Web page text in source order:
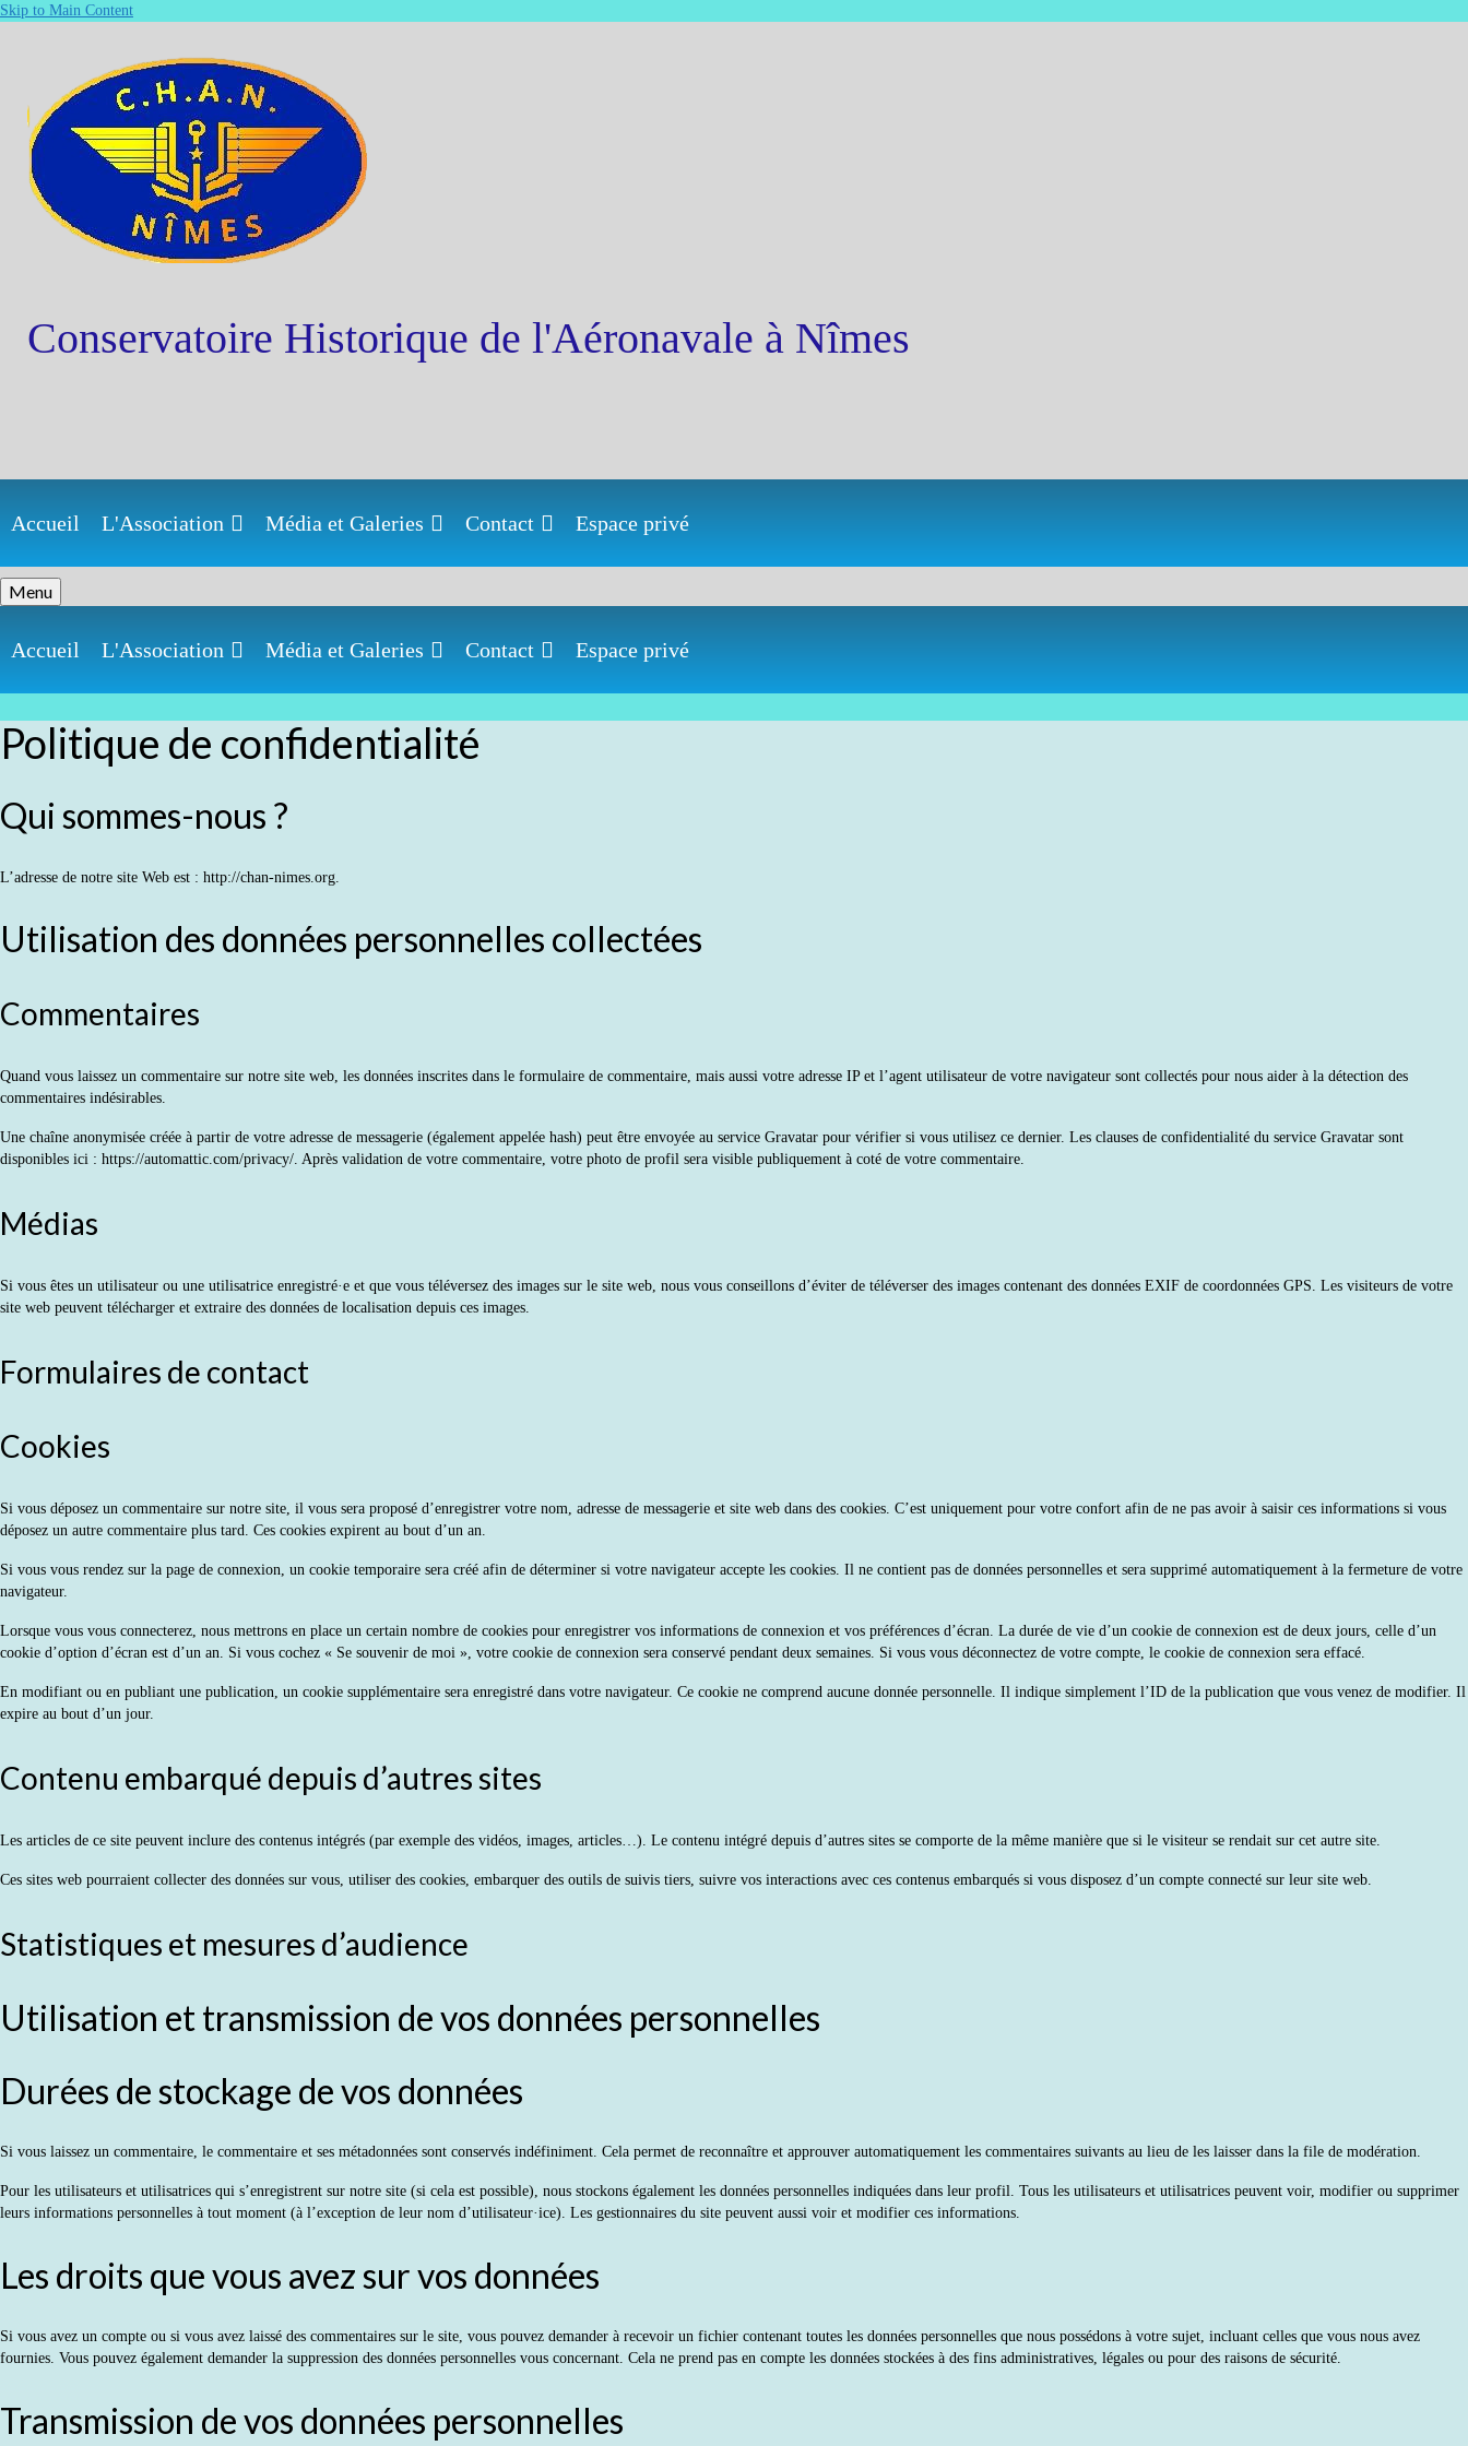
Skip to Main Content
Conservatoire Historique de l'Aéronavale à Nîmes
Accueil L'Association Média et Galeries Contact Espace privé
Menu
Accueil L'Association Média et Galeries Contact Espace privé
Politique de confidentialité
Qui sommes-nous ?
L’adresse de notre site Web est : http://chan-nimes.org.
Utilisation des données personnelles collectées
Commentaires
Quand vous laissez un commentaire sur notre site web, les données inscrites dans le formulaire de commentaire, mais aussi votre adresse IP et l’agent utilisateur de votre navigateur sont collectés pour nous aider à la détection des
commentaires indésirables.
Une chaîne anonymisée créée à partir de votre adresse de messagerie (également appelée hash) peut être envoyée au service Gravatar pour vérifier si vous utilisez ce dernier. Les clauses de confidentialité du service Gravatar sont
disponibles ici : https://automattic.com/privacy/. Après validation de votre commentaire, votre photo de profil sera visible publiquement à coté de votre commentaire.
Médias
Si vous êtes un utilisateur ou une utilisatrice enregistré·e et que vous téléversez des images sur le site web, nous vous conseillons d’éviter de téléverser des images contenant des données EXIF de coordonnées GPS. Les visiteurs de votre
site web peuvent télécharger et extraire des données de localisation depuis ces images.
Formulaires de contact
Cookies
Si vous déposez un commentaire sur notre site, il vous sera proposé d’enregistrer votre nom, adresse de messagerie et site web dans des cookies. C’est uniquement pour votre confort afin de ne pas avoir à saisir ces informations si vous
déposez un autre commentaire plus tard. Ces cookies expirent au bout d’un an.
Si vous vous rendez sur la page de connexion, un cookie temporaire sera créé afin de déterminer si votre navigateur accepte les cookies. Il ne contient pas de données personnelles et sera supprimé automatiquement à la fermeture de votre
navigateur.
Lorsque vous vous connecterez, nous mettrons en place un certain nombre de cookies pour enregistrer vos informations de connexion et vos préférences d’écran. La durée de vie d’un cookie de connexion est de deux jours, celle d’un
cookie d’option d’écran est d’un an. Si vous cochez « Se souvenir de moi », votre cookie de connexion sera conservé pendant deux semaines. Si vous vous déconnectez de votre compte, le cookie de connexion sera effacé.
En modifiant ou en publiant une publication, un cookie supplémentaire sera enregistré dans votre navigateur. Ce cookie ne comprend aucune donnée personnelle. Il indique simplement l’ID de la publication que vous venez de modifier. Il
expire au bout d’un jour.
Contenu embarqué depuis d’autres sites
Les articles de ce site peuvent inclure des contenus intégrés (par exemple des vidéos, images, articles…). Le contenu intégré depuis d’autres sites se comporte de la même manière que si le visiteur se rendait sur cet autre site.
Ces sites web pourraient collecter des données sur vous, utiliser des cookies, embarquer des outils de suivis tiers, suivre vos interactions avec ces contenus embarqués si vous disposez d’un compte connecté sur leur site web.
Statistiques et mesures d’audience
Utilisation et transmission de vos données personnelles
Durées de stockage de vos données
Si vous laissez un commentaire, le commentaire et ses métadonnées sont conservés indéfiniment. Cela permet de reconnaître et approuver automatiquement les commentaires suivants au lieu de les laisser dans la file de modération.
Pour les utilisateurs et utilisatrices qui s’enregistrent sur notre site (si cela est possible), nous stockons également les données personnelles indiquées dans leur profil. Tous les utilisateurs et utilisatrices peuvent voir, modifier ou supprimer
leurs informations personnelles à tout moment (à l’exception de leur nom d’utilisateur·ice). Les gestionnaires du site peuvent aussi voir et modifier ces informations.
Les droits que vous avez sur vos données
Si vous avez un compte ou si vous avez laissé des commentaires sur le site, vous pouvez demander à recevoir un fichier contenant toutes les données personnelles que nous possédons à votre sujet, incluant celles que vous nous avez
fournies. Vous pouvez également demander la suppression des données personnelles vous concernant. Cela ne prend pas en compte les données stockées à des fins administratives, légales ou pour des raisons de sécurité.
Transmission de vos données personnelles